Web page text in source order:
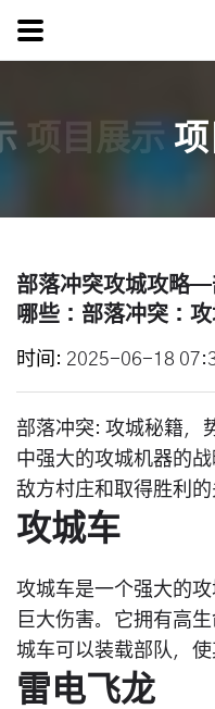
项目展示
部落冲突攻城攻略—
哪些：部落冲突：
时间 2025-06-18
部落冲突: 攻城秘籍，
中强大的攻城机器的
敌方村庄和取得胜利的
攻城车
攻城车是一个强大的
巨大伤害。它拥有高
城车可以装载部队，
雷电飞龙